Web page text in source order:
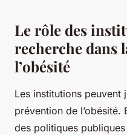
Le rôle des
recherche dans
l’obésité
Les institutions peuvent
prévention de l’obésité.
des politiques